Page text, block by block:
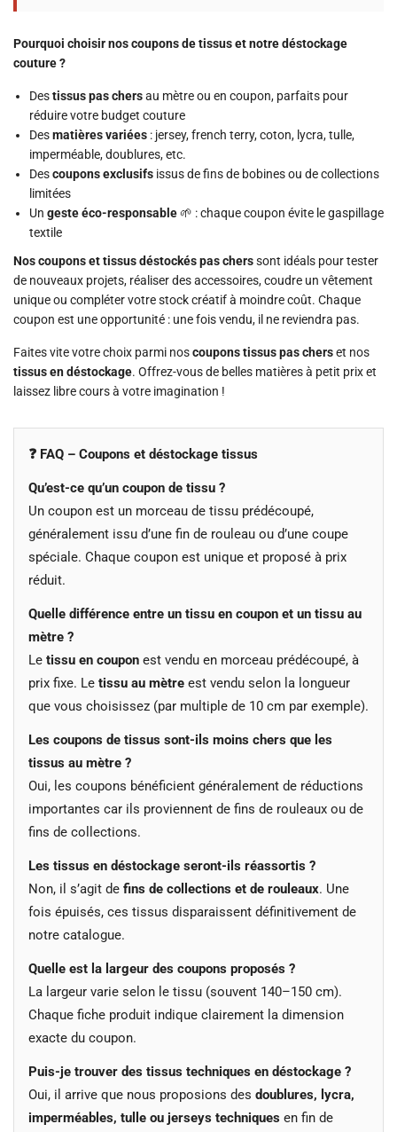
Pourquoi choisir nos coupons de tissus et notre déstockage
couture ?
Destissus pas chersau mètre ou en coupon, parfaits pour
réduire votre budget couture
Desmatières variées : jersey, french terry, coton, lycra, tulle,
imperméable, doublures, etc.
Descoupons exclusifs issus de fins de bobines ou de collections
limitées
Un geste éco-responsable🌱 : chaque coupon évite le gaspillage
textile
Nos coupons et tissus déstockés pas cherssont idéals pour tester
de nouveaux projets, réaliser des accessoires, coudre un vêtement
unique ou compléter votre stock créatif à moindre coût. Chaque
coupon est une opportunité : une fois vendu, il ne reviendra pas.
Faites vite votre choix parmi noscoupons tissus pas cherset nos
tissus en déstockage. Offrez-vous de belles matières à petit prix et
laissez libre cours à votre imagination !
❓ FAQ – Coupons et déstockage tissus
Qu’est-ce qu’un coupon de tissu ?
Un coupon est un morceau de tissu prédécoupé,
généralement issu d’une fin de rouleau ou d’une coupe
spéciale. Chaque coupon est unique et proposé à prix
réduit.
Quelle différence entre un tissu en coupon et un tissu au
mètre ?
Le tissu en coupon est vendu en morceau prédécoupé, à
prix fixe. Le tissu au mètre est vendu selon la longueur
que vous choisissez (par multiple de 10 cm par exemple).
Les coupons de tissus sont-ils moins chers que les
tissus au mètre ?
Oui, les coupons bénéficient généralement de réductions
importantes car ils proviennent de fins de rouleaux ou de
fins de collections.
Les tissus en déstockage seront-ils réassortis ?
Non, il s’agit de fins de collections et de rouleaux. Une
fois épuisés, ces tissus disparaissent définitivement de
notre catalogue.
Quelle est la largeur des coupons proposés ?
La largeur varie selon le tissu (souvent 140–150 cm).
Chaque fiche produit indique clairement la dimension
exacte du coupon.
Puis-je trouver des tissus techniques en déstockage ?
Oui, il arrive que nous proposions des doublures, lycra,
imperméables, tulle ou jerseys techniques en fin de